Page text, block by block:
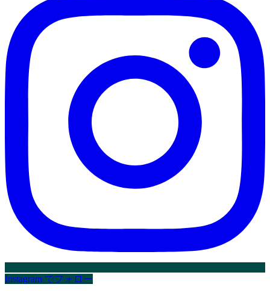
Instagram でフォロー